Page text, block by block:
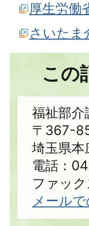
厚生労働
さいたま
この
福祉部介
〒367-
埼玉県
電話：
ファッ
メール